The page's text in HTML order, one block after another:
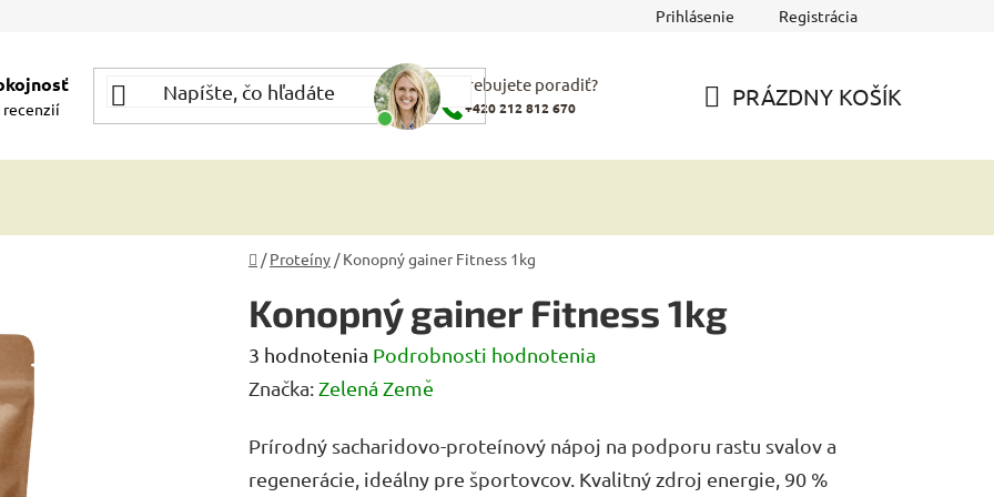
Prihlásenie Registrácia
recenzií
Potrebujete poradiť?
+420 212 812 670 PRÁZDNY KOŠÍK
Domov
/ Proteíny / Konopný gainer Fitness 1kg
Konopný gainer Fitness 1kg
Priemerné
hodnotenie
je
5,0
3 hodnotenia Podrobnosti hodnotenia
Značka: Zelená Země
Prírodný sacharidovo-proteínový nápoj na podporu rastu svalov a
regenerácie, ideálny pre športovcov. Kvalitný zdroj energie, 90 %